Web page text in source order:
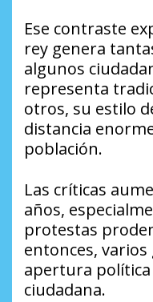
Ese contraste
rey genera
algunos
representa
otros, su estilo
distancia
población.
Las críticas
años,
protestas
entonces,
apertura
ciudadana.